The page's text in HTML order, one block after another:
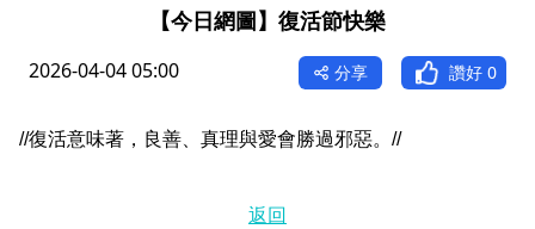
【今日網圖】復活節快樂
2026-04-04 05:00 分享 讚好 0
//復活意味著，良善、真理與愛會勝過邪惡。//
返回